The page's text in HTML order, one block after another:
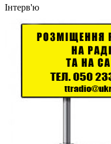
Інтерв'ю